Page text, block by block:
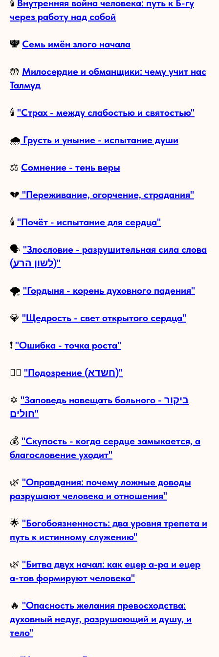
🕯️ Внутренняя война человека: путь к Б-гу
через работу над собой
🕎 Семь имён злого начала
🤲 Милосердие и обманщики: чему учит нас
Талмуд
🕯 "Страх - между слабостью и святостью"
🌧 Грусть и уныние - испытание души
⚖️ Сомнение - тень веры
💔 "Переживание, огорчение, страдания"
🕯 "Почёт - испытание для сердца"
🗣️ "Злословие - разрушительная сила слова
(לשון הרע)"
🌪️ "Гордыня - корень духовного падения"
💎 "Щедрость - свет открытого сердца"
❗ "Ошибка - точка роста"
🕵️‍♂️ "Подозрение (חשדא)"
✡ "Заповедь навещать больного - ביקור
חולים"
💰 "Скупость - когда сердце замыкается, а
благословение уходит"
🌿 "Оправдания: почему ложные доводы
разрушают человека и отношения"
🌟 "Богобоязненность: два уровня трепета и
путь к истинному служению"
🌿 "Битва двух начал: как ецер а-ра и ецер
а-тов формируют человека"
🔥 "Опасность желания превосходства:
духовный недуг, разрушающий и душу, и
тело"